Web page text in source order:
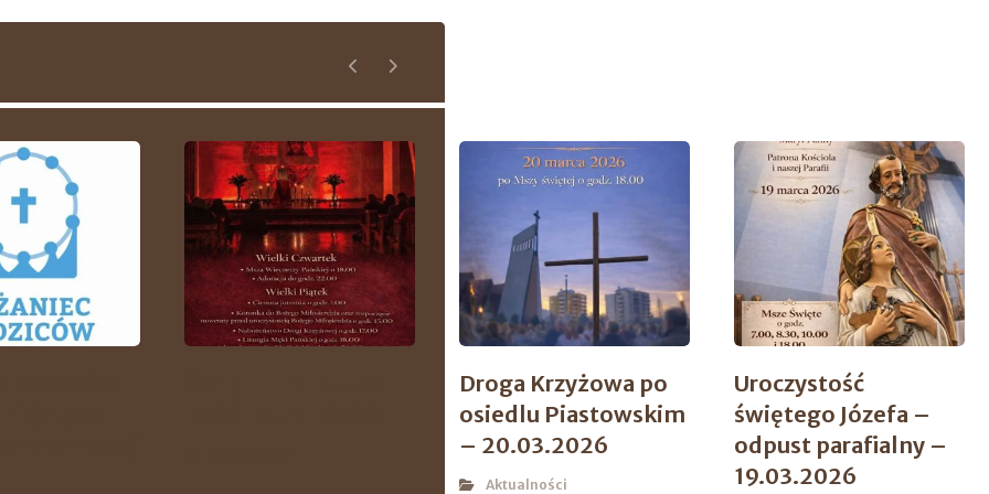
Droga Krzyżowa po
osiedlu Piastowskim
– 20.03.2026
Aktualności
Uroczystość
świętego Józefa –
odpust parafialny –
19.03.2026